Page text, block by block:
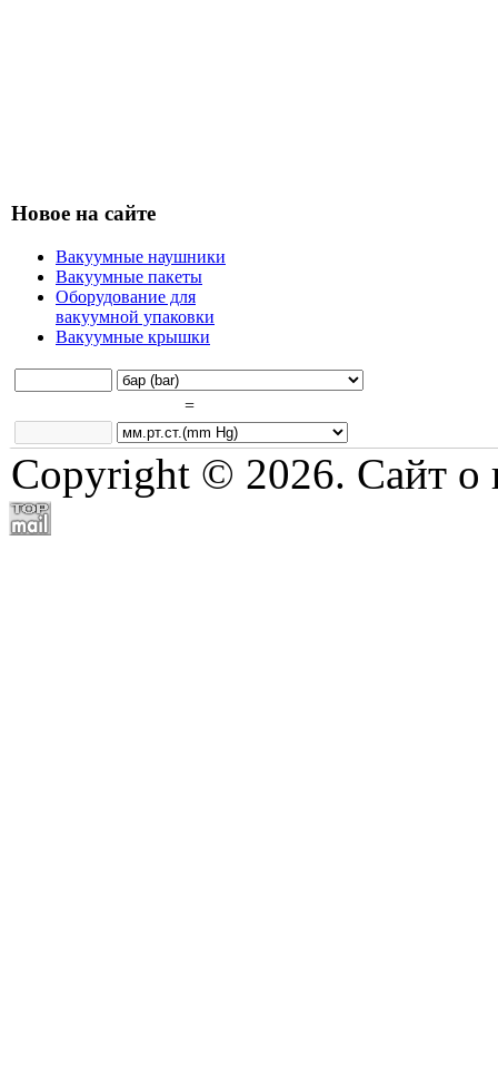
Новое на сайте
Вакуумные наушники
Вакуумные пакеты
Оборудование для
вакуумной упаковки
Вакуумные крышки
=
Copyright © 2026. Сайт о